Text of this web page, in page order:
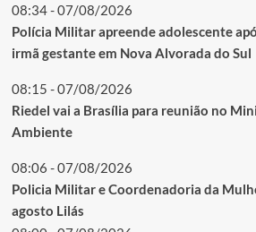
08:34 - 07/08/2026
Polícia Militar apreende adolescente
irmã gestante em Nova Alvorada do Sul
08:15 - 07/08/2026
Riedel vai a Brasília para reunião no
Ambiente
08:06 - 07/08/2026
Policia Militar e Coordenadoria da
agosto Lilás